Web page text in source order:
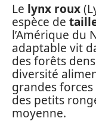
Le lynx roux
espèce de
l’Amérique du
adaptable vit
des forêts
diversité
grandes forces
des petits
moyenne.